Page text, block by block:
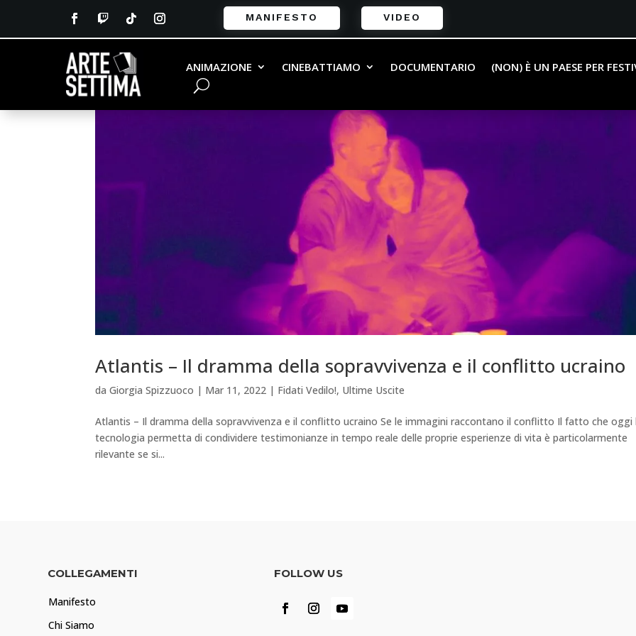
MANIFESTO VIDEO
ANIMAZIONE CINEBATTIAMO DOCUMENTARIO (NON) È UN PAESE PER
Atlantis – Il dramma della sopravvivenza e il conflitto ucraino
daGiorgia Spizzuoco | Mar 11, 2022 | Fidati Vedilo!, Ultime Uscite
Atlantis – Il dramma della sopravvivenza e il conflitto ucraino Se le immagini raccontano il conflitto Il fatto che oggi
tecnologia permetta di condividere testimonianze in tempo reale delle proprie esperienze di vita è particolarmente
rilevante se si...
COLLEGAMENTI
Manifesto
Chi Siamo
FOLLOW US